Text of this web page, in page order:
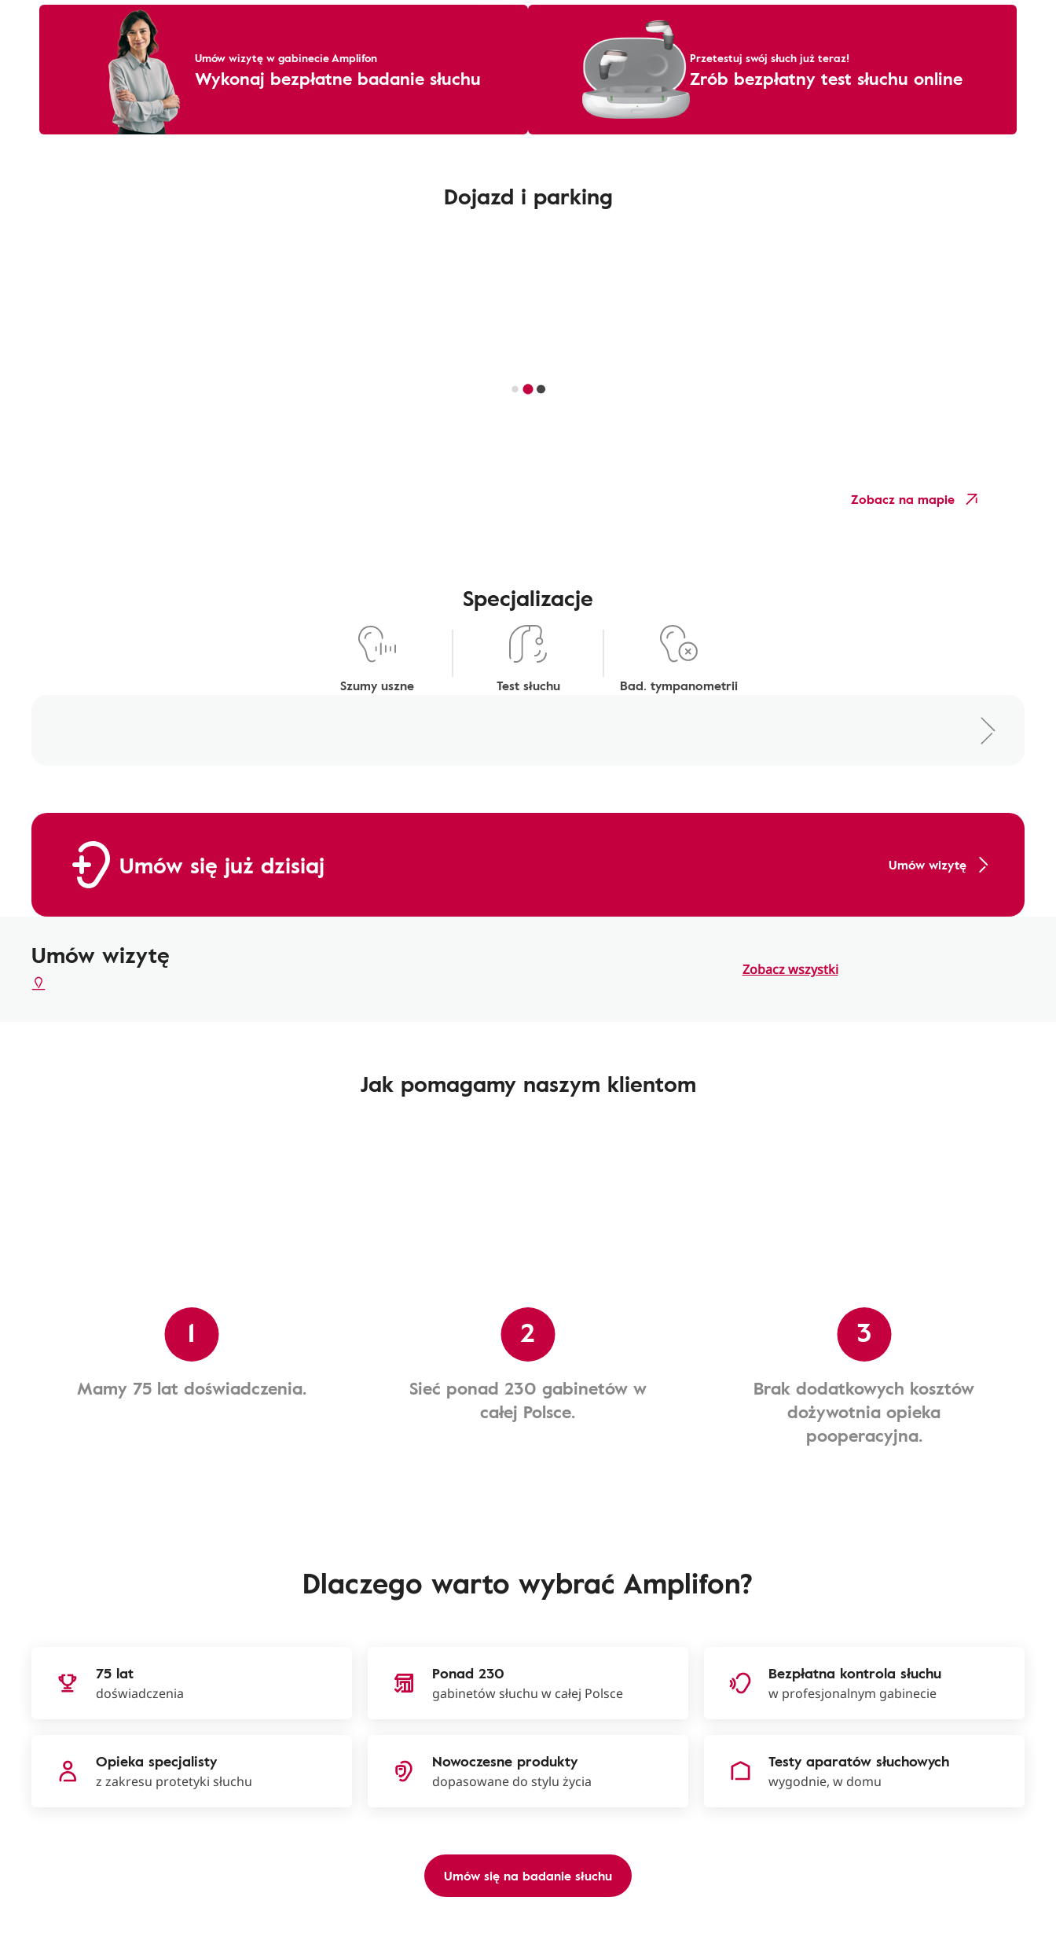
Umów wizytę w gabinecie Amplifon
Wykonaj bezpłatne badanie słuchu
Przetestuj swój słuch już teraz!
Zrób bezpłatny test słuchu online
Dojazd i parking
Zobacz na mapie
Specjalizacje
Szumy uszne Test słuchu Bad. tympanometrii
Umów się już dzisiaj Umów wizytę
Umów wizytę Zobacz wszystki
Jak pomagamy naszym klientom
1
Mamy 75 lat doświadczenia.
2
Sieć ponad 230 gabinetów w
całej Polsce.
3
Brak dodatkowych kosztów
dożywotnia opieka
pooperacyjna.
Dlaczego warto wybrać Amplifon?
75 lat
doświadczenia
Ponad 230
gabinetów słuchu w całej Polsce
Bezpłatna kontrola słuchu
w profesjonalnym gabinecie
Opieka specjalisty
z zakresu protetyki słuchu
Nowoczesne produkty
dopasowane do stylu życia
Testy aparatów słuchowych
wygodnie, w domu
Umów się na badanie słuchu